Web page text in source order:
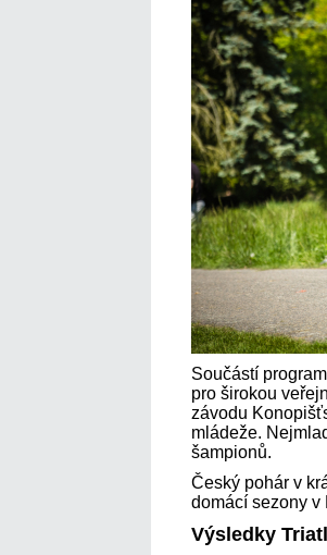
Součástí
pro širokou
závodu
mládeže.
šampionů.
Český pohár v
domácí sezony v
Výsledky